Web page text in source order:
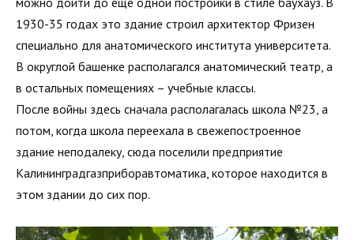
1930-35 годах это здание строил архитектор Фризен
специально для анатомического института университета.
В округлой башенке располагался анатомический театр, а
в остальных помещениях – учебные классы.
После войны здесь сначала располагалась школа №23, а
потом, когда школа переехала в свежепостроенное
здание неподалеку, сюда поселили предприятие
Калининградгазприборавтоматика, которое находится в
этом здании до сих пор.